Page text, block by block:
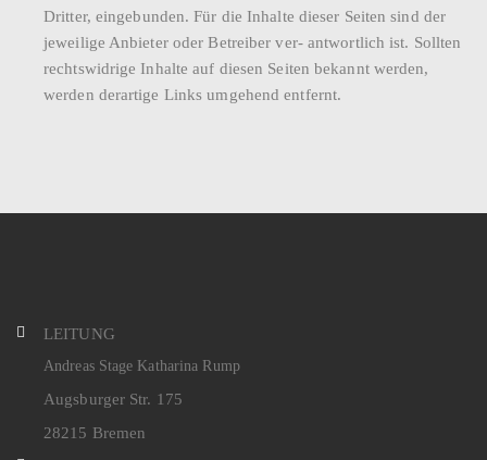
Dritter, eingebunden. Für die Inhalte dieser Seiten sind der
jeweilige Anbieter oder Betreiber ver- antwortlich ist. Sollten
rechtswidrige Inhalte auf diesen Seiten bekannt werden,
werden derartige Links umgehend entfernt.
LEITUNG
Andreas Stage Katharina Rump
Augsburger Str. 175
28215 Bremen